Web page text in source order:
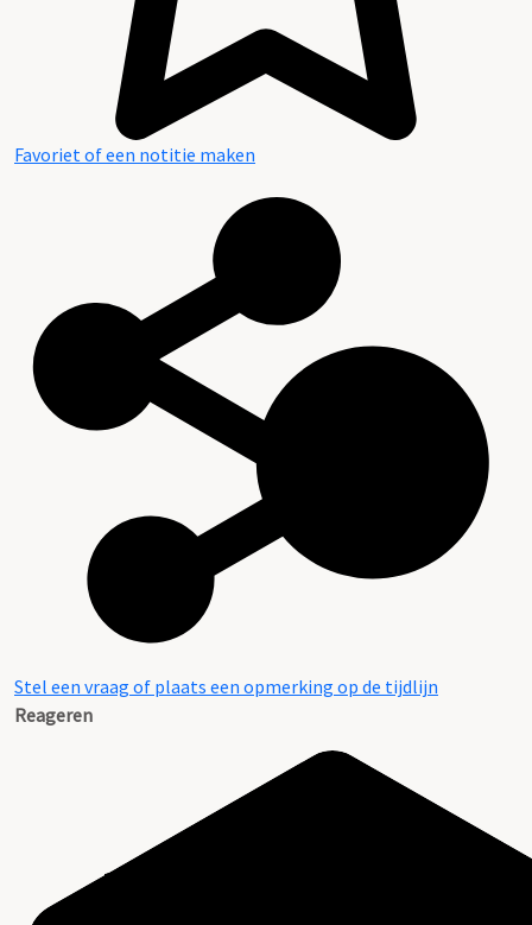
Favoriet of een notitie maken
Stel een vraag of plaats een opmerking op de tijdlijn
Reageren